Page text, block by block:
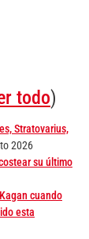
todo)
Stratovarius,
2026
su último
cuando
esta